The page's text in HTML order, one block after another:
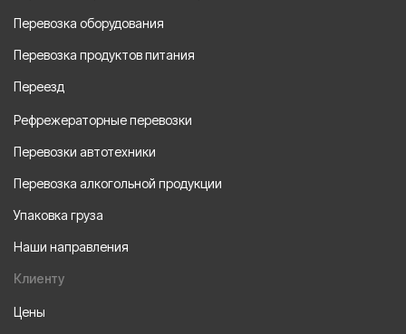
Перевозка оборудования
Перевозка продуктов питания
Переезд
Рефрежераторные перевозки
Перевозки автотехники
Перевозка алкогольной продукции
Упаковка груза
Наши направления
Клиенту
Цены